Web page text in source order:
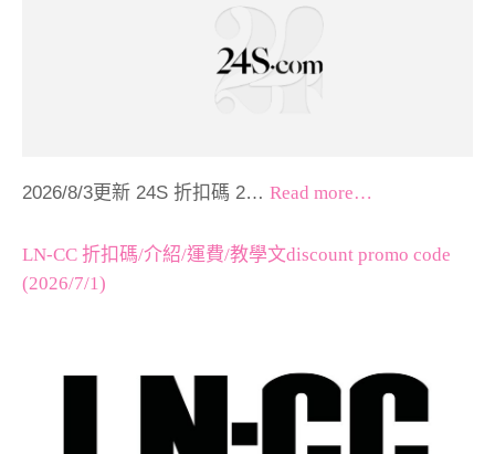
2026/8/3更新 24S 折扣碼 2… Read more…
LN-CC 折扣碼/介紹/運費/教學文discount promo code
(2026/7/1)